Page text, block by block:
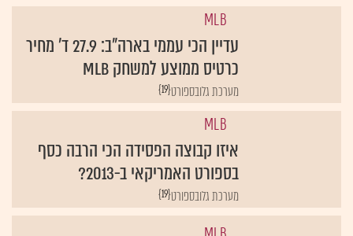
MLB
עדיין הכי עממי בארה"ב: 27.9 ד' מחיר
כרטיס ממוצע למשחק MLB
{19}מערכת גלובספורט
MLB
איזו קבוצה הפסידה הכי הרבה כסף
בספורט האמריקאי ב-2013?
{19}מערכת גלובספורט